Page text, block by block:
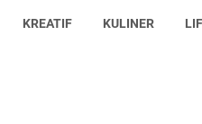
KREATIF KULINER